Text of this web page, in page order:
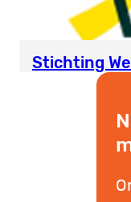
Stichting